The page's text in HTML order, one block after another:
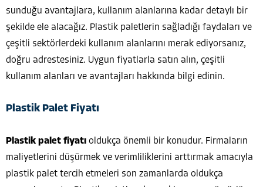
sunduğu avantajlara, kullanım alanlarına kadar detaylı bir
şekilde ele alacağız. Plastik paletlerin sağladığı faydaları ve
çeşitli sektörlerdeki kullanım alanlarını merak ediyorsanız,
doğru adrestesiniz. Uygun fiyatlarla satın alın, çeşitli
kullanım alanları ve avantajları hakkında bilgi edinin.
Plastik Palet Fiyatı
Plastik palet fiyatı oldukça önemli bir konudur. Firmaların
maliyetlerini düşürmek ve verimliliklerini arttırmak amacıyla
plastik palet tercih etmeleri son zamanlarda oldukça